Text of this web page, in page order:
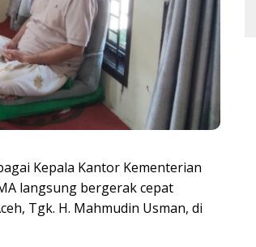
Kepala Kantor Kementerian
langsung bergerak cepat
Tgk. H. Mahmudin Usman, di